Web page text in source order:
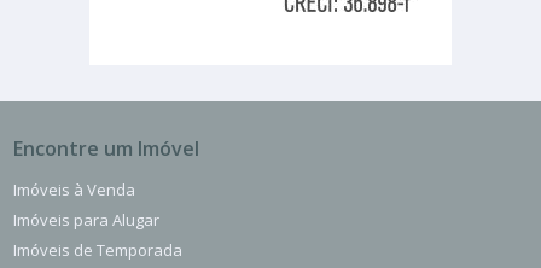
Encontre um Imóvel
Imóveis à Venda
Imóveis para Alugar
Imóveis de Temporada